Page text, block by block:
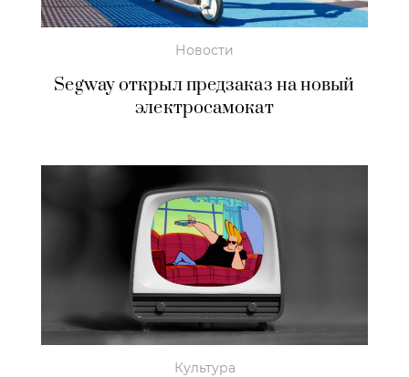
Новости
Segway открыл предзаказ на новый
электросамокат
Культура